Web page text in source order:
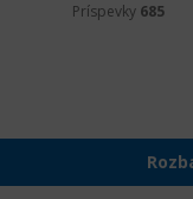
Príspevky 685